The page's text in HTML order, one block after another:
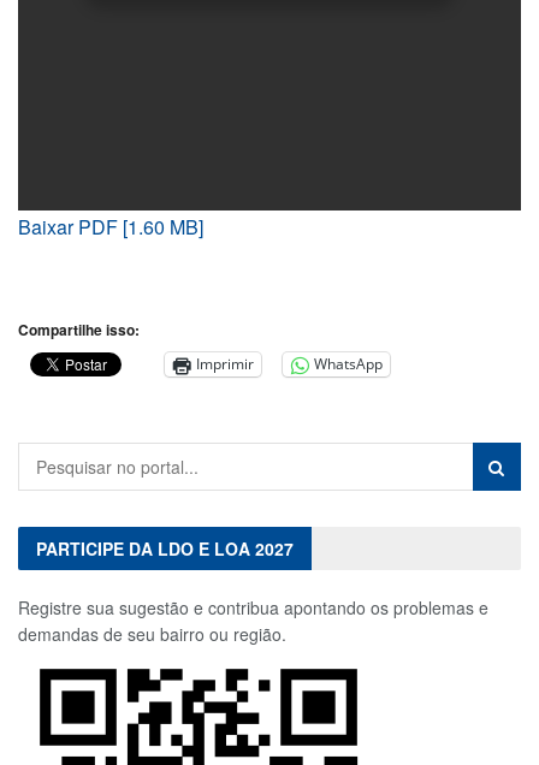
Baixar PDF [1.60 MB]
Compartilhe isso:
Imprimir WhatsApp
PARTICIPE DA LDO E LOA 2027
Registre sua sugestão e contribua apontando os problemas e
demandas de seu bairro ou região.